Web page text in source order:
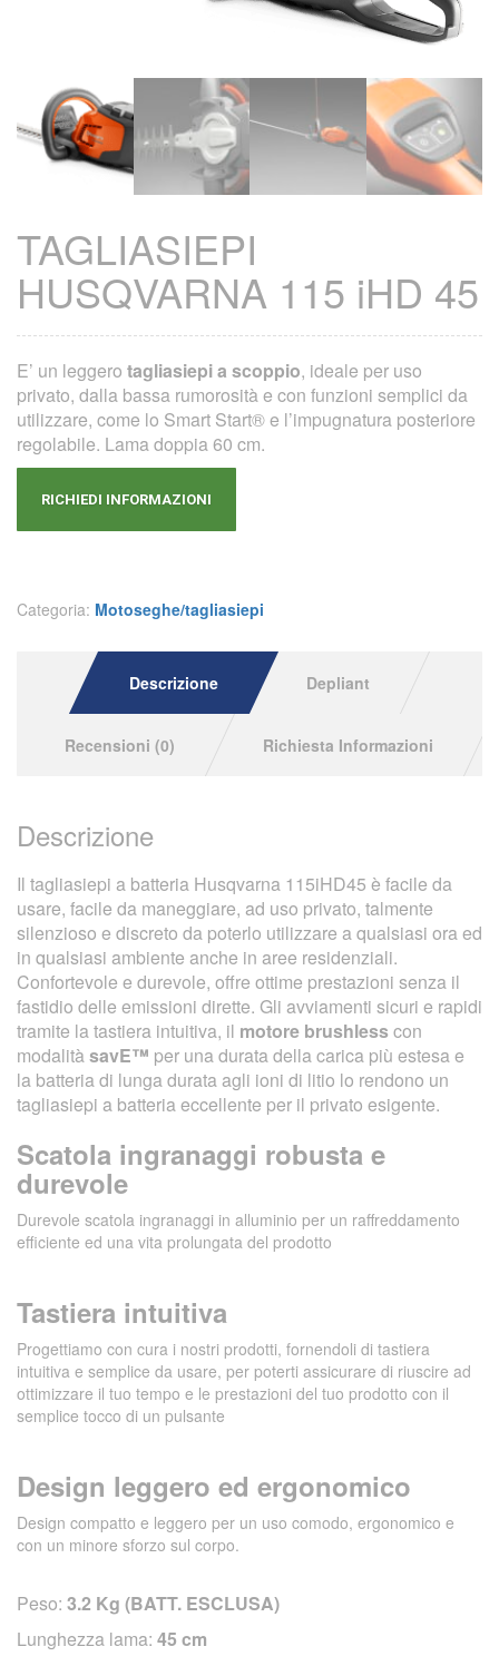
TAGLIASIEPI
HUSQVARNA 115 iHD 45
E’ un leggero tagliasiepi a scoppio, ideale per uso
privato, dalla bassa rumorosità e con funzioni semplici da
utilizzare, come lo Smart Start® e l’impugnatura posteriore
regolabile. Lama doppia 60 cm.
RICHIEDI INFORMAZIONI
Categoria: Motoseghe/tagliasiepi
Descrizione Depliant
Recensioni (0) Richiesta Informazioni
Descrizione
Il tagliasiepi a batteria Husqvarna 115iHD45 è facile da
usare, facile da maneggiare, ad uso privato, talmente
silenzioso e discreto da poterlo utilizzare a qualsiasi ora ed
in qualsiasi ambiente anche in aree residenziali.
Confortevole e durevole, offre ottime prestazioni senza il
fastidio delle emissioni dirette. Gli avviamenti sicuri e rapidi
tramite la tastiera intuitiva, il motore brushless con
modalità savE™ per una durata della carica più estesa e
la batteria di lunga durata agli ioni di litio lo rendono un
tagliasiepi a batteria eccellente per il privato esigente.
Scatola ingranaggi robusta e
durevole
Durevole scatola ingranaggi in alluminio per un raffreddamento
efficiente ed una vita prolungata del prodotto
Tastiera intuitiva
Progettiamo con cura i nostri prodotti, fornendoli di tastiera
intuitiva e semplice da usare, per poterti assicurare di riuscire ad
ottimizzare il tuo tempo e le prestazioni del tuo prodotto con il
semplice tocco di un pulsante
Design leggero ed ergonomico
Design compatto e leggero per un uso comodo, ergonomico e
con un minore sforzo sul corpo.
Peso: 3.2 Kg (BATT. ESCLUSA)
Lunghezza lama: 45 cm